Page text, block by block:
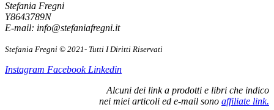
Stefania Fregni
Y8643789N
E-mail: info@stefaniafregni.it
Stefania Fregni © 2021- Tutti I Diritti Riservati
Instagram Facebook Linkedin
Alcuni dei link a prodotti e libri che indico
nei miei articoli ed e-mail sono affiliate link.